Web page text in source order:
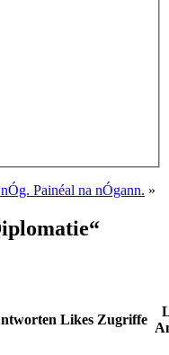
Painéal na nÓgann. »
Likes Zugriffe